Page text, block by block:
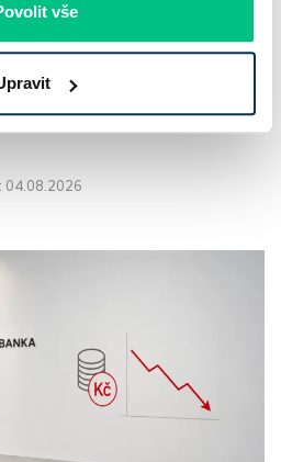
vše
července 2026 potvrzuje, že
a část bank pokračuje v jejich
zvýšila hypoteční sazby
04.08.2026